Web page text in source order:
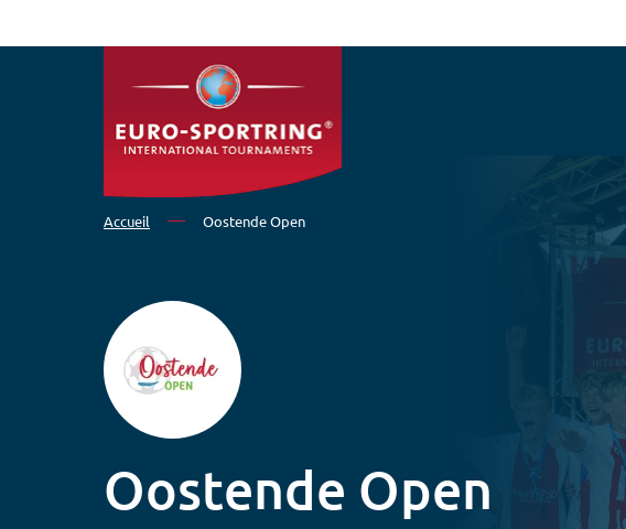
Accueil Oostende Open
Oostende Open